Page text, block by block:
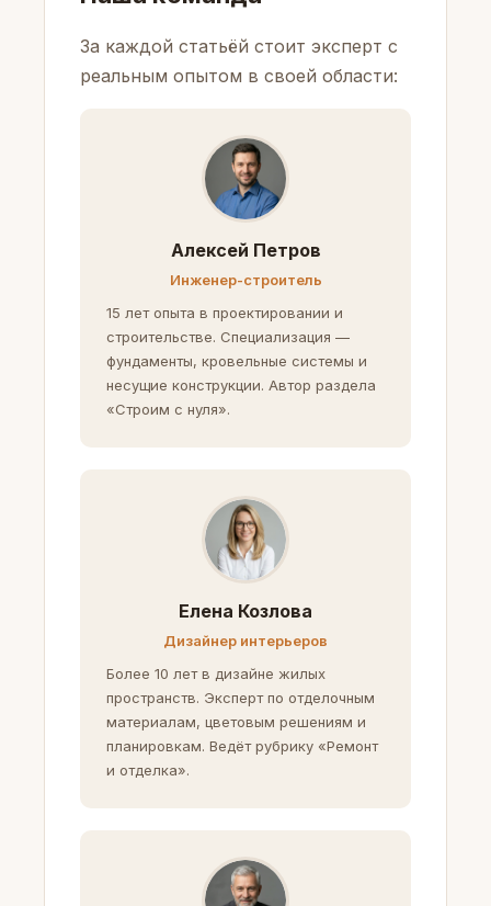
За каждой статьёй стоит эксперт с
реальным опытом в своей области:
Алексей Петров
Инженер-строитель
15 лет опыта в проектировании и
строительстве. Специализация —
фундаменты, кровельные системы и
несущие конструкции. Автор раздела
«Строим с нуля».
Елена Козлова
Дизайнер интерьеров
Более 10 лет в дизайне жилых
пространств. Эксперт по отделочным
материалам, цветовым решениям и
планировкам. Ведёт рубрику «Ремонт
и отделка».